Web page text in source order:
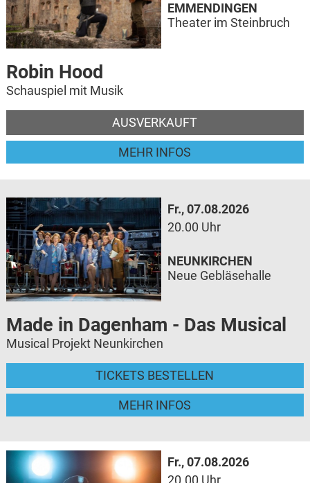
Robin Hood
Schauspiel mit Musik
AUSVERKAUFT
MEHR INFOS
EMMENDINGEN
Theater im Steinbruch
Fr., 07.08.2026
20.00 Uhr
Made in Dagenham - Das Musical
Musical Projekt Neunkirchen
TICKETS BESTELLEN
MEHR INFOS
NEUNKIRCHEN
Neue Gebläsehalle
Fr., 07.08.2026
20.00 Uhr